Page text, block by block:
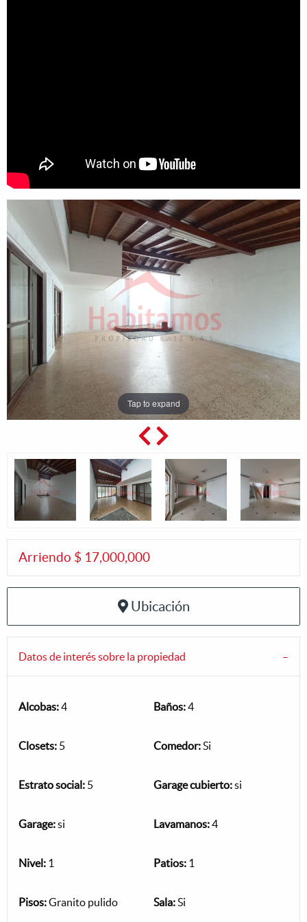
Tap to expand
Arriendo $ 17,000,000
Ubicación
Datos de interés sobre la propiedad
Alcobas:4 Baños:4
Closets: 5 Comedor:Si
Estrato social: 5 Garage cubierto:si
Garage:si Lavamanos:4
Nivel: 1 Patios: 1
Pisos:Granito pulido Sala:Si